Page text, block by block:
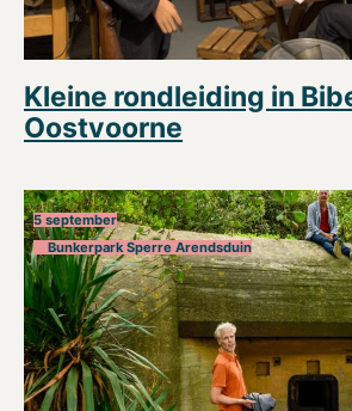
Kleine rondleiding in
Oostvoorne
5 september
Bunkerpark Sperre Arendsduin